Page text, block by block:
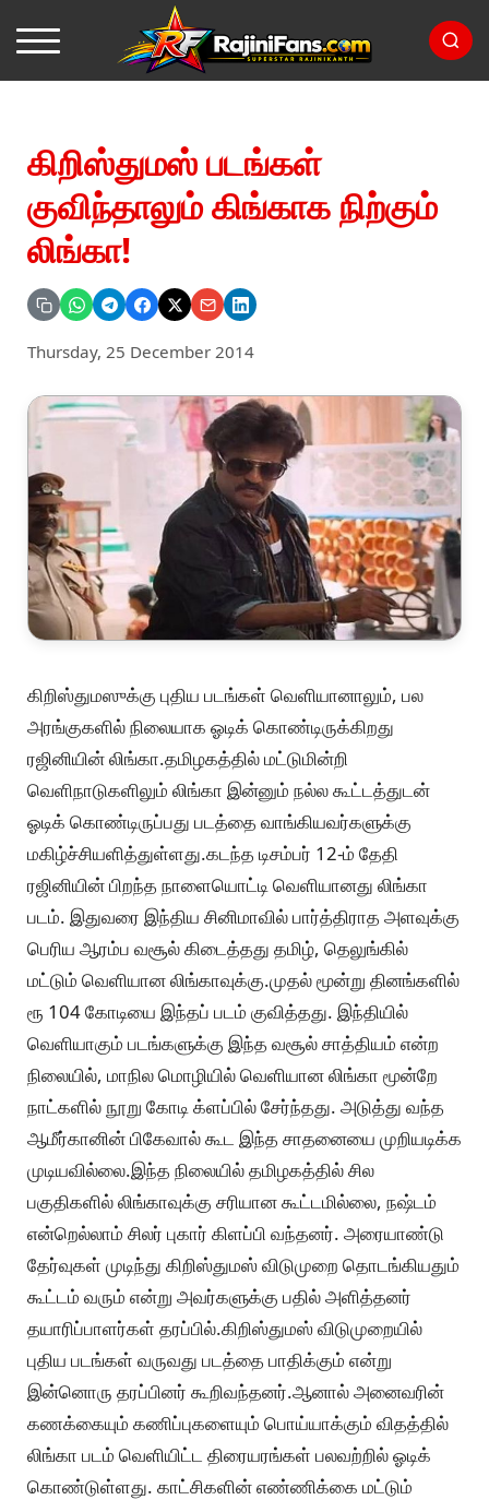
கிறிஸ்துமஸ் படங்கள்
குவிந்தாலும் கிங்காக நிற்கும்
லிங்கா!
Thursday, 25 December 2014
கிறிஸ்துமஸுக்கு புதிய படங்கள் வெளியானாலும், பல
அரங்குகளில் நிலையாக ஓடிக் கொண்டிருக்கிறது
ரஜினியின் லிங்கா.தமிழகத்தில் மட்டுமின்றி
வெளிநாடுகளிலும் லிங்கா இன்னும் நல்ல கூட்டத்துடன்
ஓடிக் கொண்டிருப்பது படத்தை வாங்கியவர்களுக்கு
மகிழ்ச்சியளித்துள்ளது.கடந்த டிசம்பர் 12-ம் தேதி
ரஜினியின் பிறந்த நாளையொட்டி வெளியானது லிங்கா
படம். இதுவரை இந்திய சினிமாவில் பார்த்திராத அளவுக்கு
பெரிய ஆரம்ப வசூல் கிடைத்தது தமிழ், தெலுங்கில்
மட்டும் வெளியான லிங்காவுக்கு.முதல் மூன்று தினங்களில்
ரூ 104 கோடியை இந்தப் படம் குவித்தது. இந்தியில்
வெளியாகும் படங்களுக்கு இந்த வசூல் சாத்தியம் என்ற
நிலையில், மாநில மொழியில் வெளியான லிங்கா மூன்றே
நாட்களில் நூறு கோடி க்ளப்பில் சேர்ந்தது. அடுத்து வந்த
ஆமீர்கானின் பிகேவால் கூட இந்த சாதனையை முறியடிக்க
முடியவில்லை.இந்த நிலையில் தமிழகத்தில் சில
பகுதிகளில் லிங்காவுக்கு சரியான கூட்டமில்லை, நஷ்டம்
என்றெல்லாம் சிலர் புகார் கிளப்பி வந்தனர். அரையாண்டு
தேர்வுகள் முடிந்து கிறிஸ்துமஸ் விடுமுறை தொடங்கியதும்
கூட்டம் வரும் என்று அவர்களுக்கு பதில் அளித்தனர்
தயாரிப்பாளர்கள் தரப்பில்.கிறிஸ்துமஸ் விடுமுறையில்
புதிய படங்கள் வருவது படத்தை பாதிக்கும் என்று
இன்னொரு தரப்பினர் கூறிவந்தனர்.ஆனால் அனைவரின்
கணக்கையும் கணிப்புகளையும் பொய்யாக்கும் விதத்தில்
லிங்கா படம் வெளியிட்ட திரையரங்கள் பலவற்றில் ஓடிக்
கொண்டுள்ளது. காட்சிகளின் எண்ணிக்கை மட்டும்